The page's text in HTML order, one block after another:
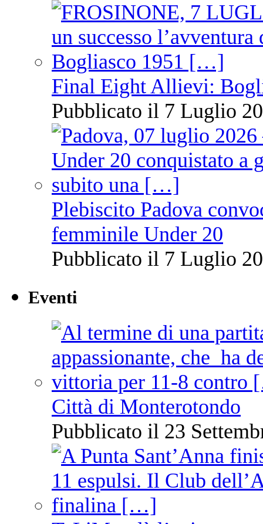
Final Eight Allievi:
Pubblicato il 7 Luglio
Plebiscito Padova
femminile Under 20
Pubblicato il 7 Luglio
Eventi
Città di Monterotondo
Pubblicato il 23